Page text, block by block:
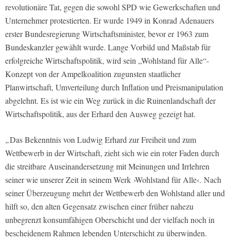
revolutionäre Tat, gegen die sowohl SPD wie Gewerkschaften und
Unternehmer protestierten. Er wurde 1949 in Konrad Adenauers
erster Bundesregierung Wirtschaftsminister, bevor er 1963 zum
Bundeskanzler gewählt wurde. Lange Vorbild und Maßstab für
erfolgreiche Wirtschaftspolitik, wird sein „Wohlstand für Alle“-
Konzept von der Ampelkoalition zugunsten staatlicher
Planwirtschaft, Umverteilung durch Inflation und Preismanipulation
abgelehnt. Es ist wie ein Weg zurück in die Ruinenlandschaft der
Wirtschaftspolitik, aus der Erhard den Ausweg gezeigt hat.
„Das Bekenntnis von Ludwig Erhard zur Freiheit und zum
Wettbewerb in der Wirtschaft, zieht sich wie ein roter Faden durch
die streitbare Auseinandersetzung mit Meinungen und Irrlehren
seiner wie unserer Zeit in seinem Werk ›Wohlstand für Alle‹. Nach
seiner Überzeugung mehrt der Wettbewerb den Wohlstand aller und
hilft so, den alten Gegensatz zwischen einer früher nahezu
unbegrenzt konsumfähigen Oberschicht und der vielfach noch in
bescheidenem Rahmen lebenden Unterschicht zu überwinden.